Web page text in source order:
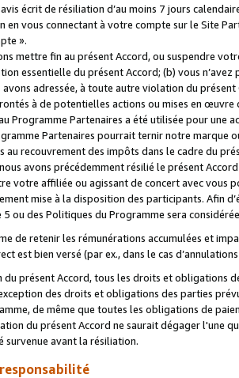
écrit de résiliation d’au moins 7 jours
en vous connectant à votre compte sur le Site
».
mettre fin au présent Accord, ou suspendre
essentielle du présent Accord; (b) vous
adressée, à toute autre violation du
à de potentielles actions ou mises en
Programme Partenaires a été utilisée pour une
Partenaires pourrait ternir notre marque
recouvrement des impôts dans le cadre du
avons précédemment résilié le présent
votre affiliée ou agissant de concert avec vous
mise à la disposition des participants. Afin
5 ou des Politiques du Programme sera
de retenir les rémunérations accumulées et
est bien versé (par ex., dans le cas
du présent Accord, tous les droits et obligations
des droits et obligations des parties
de même que toutes les obligations de
du présent Accord ne saurait dégager l'une
survenue avant la résiliation.